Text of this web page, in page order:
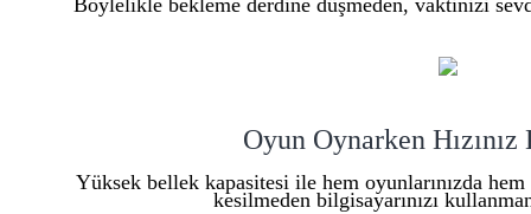
Böylelikle bekleme derdine düşmeden, vaktinizi
Oyun Oynarken
Yüksek bellek kapasitesi ile hem oyunlarınızda hem
kesilmeden bilgisayarınızı